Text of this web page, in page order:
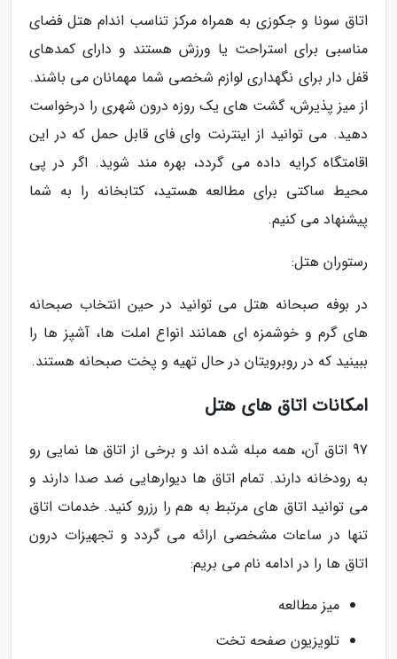
اتاق سونا و جکوزی به همراه مرکز تناسب اندام هتل فضای
مناسبی برای استراحت یا ورزش هستند و دارای کمدهای
قفل دار برای نگهداری لوازم شخصی شما مهمانان می باشند.
از میز پذیرش، گشت های یک روزه درون شهری را درخواست
دهید. می توانید از اینترنت وای فای قابل حمل که در این
اقامتگاه کرایه داده می گردد، بهره مند شوید. اگر در پی
محیط ساکتی برای مطالعه هستید، کتابخانه را به شما
پیشنهاد می کنیم.
رستوران هتل:
در بوفه صبحانه هتل می توانید در حین انتخاب صبحانه
های گرم و خوشمزه ای همانند انواع املت ها، آشپز ها را
ببینید که در روبرویتان در حال تهیه و پخت صبحانه هستند.
امکانات اتاق های هتل
97 اتاق آن، همه مبله شده اند و برخی از اتاق ها نمایی رو
به رودخانه دارند. تمام اتاق ها دیوارهایی ضد صدا دارند و
می توانید اتاق های مرتبط به هم را رزرو کنید. خدمات اتاق
تنها در ساعات مشخصی ارائه می گردد و تجهیزات درون
اتاق ها را در ادامه نام می بریم:
میز مطالعه
تلویزیون صفحه تخت